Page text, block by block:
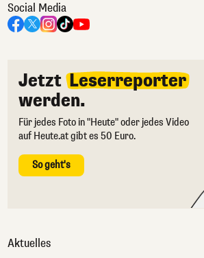
Social Media
Jetzt Leserreporter
werden.
Für jedes Foto in "Heute" oder jedes Video
auf Heute.at gibt es 50 Euro.
So geht's
Aktuelles